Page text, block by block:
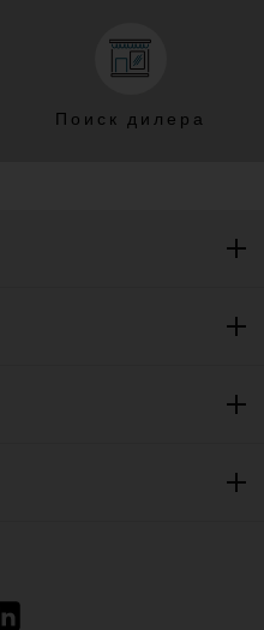
Поиск дилера